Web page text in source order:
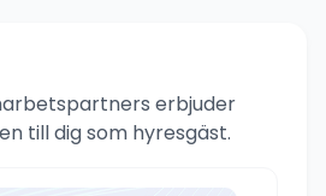
erbjuder
till dig som hyresgäst.